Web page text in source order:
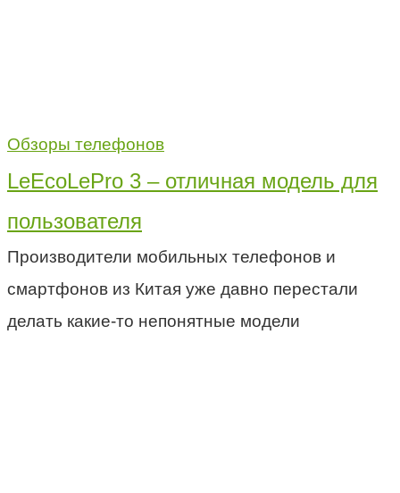
Обзоры телефонов
LeEcoLePro 3 – отличная модель для
пользователя
Производители мобильных телефонов и
смартфонов из Китая уже давно перестали
делать какие-то непонятные модели